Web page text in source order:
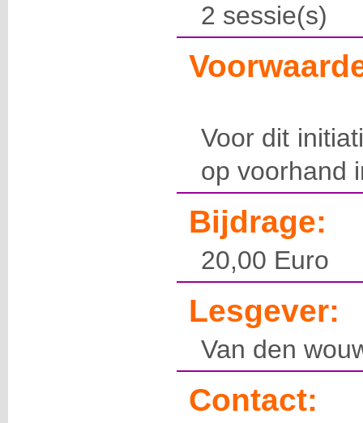
2 sessie(s)
Voor dit
op voorhand
Bijdrage:
20,00 Euro
Lesgever:
Van den
Contact: